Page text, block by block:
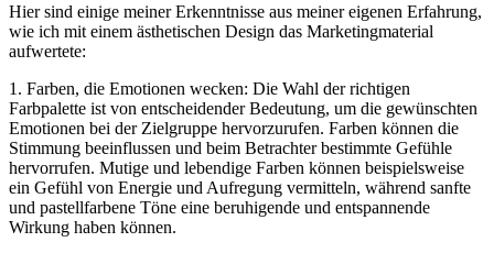
Hier sind einige meiner Erkenntnisse aus meiner eigenen Erfahrung,
‍wie ich mit einem ästhetischen Design das Marketingmaterial​
aufwertete:
1. Farben, die Emotionen⁣ wecken: Die Wahl der richtigen
Farbpalette⁢ ist von entscheidender Bedeutung, ‌um die gewünschten
Emotionen ​bei der Zielgruppe hervorzurufen. Farben können​ die
Stimmung beeinflussen und beim Betrachter‌ bestimmte Gefühle⁣
hervorrufen. Mutige und lebendige Farben können beispielsweise‌
ein Gefühl von Energie und Aufregung⁤ vermitteln,⁣ während sanfte
und pastellfarbene Töne eine beruhigende und entspannende
Wirkung haben können.